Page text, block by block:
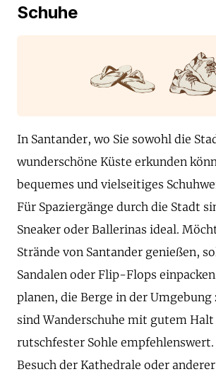
Schuhe
In Santander, wo Sie sowohl die
wunderschöne Küste erkunden
bequemes und vielseitiges
Für Spaziergänge durch die Stadt
Sneaker oder Ballerinas ideal.
Strände von Santander genießen,
Sandalen oder Flip-Flops
planen, die Berge in der Umgebung
sind Wanderschuhe mit gutem Halt
rutschfester Sohle empfehlenswert.
Besuch der Kathedrale oder